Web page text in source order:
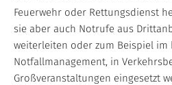
Feuerwehr oder Rettungsdienst
sie aber auch Notrufe aus
weiterleiten oder zum Beispiel im
Notfallmanagement, in
Großveranstaltungen eingesetzt